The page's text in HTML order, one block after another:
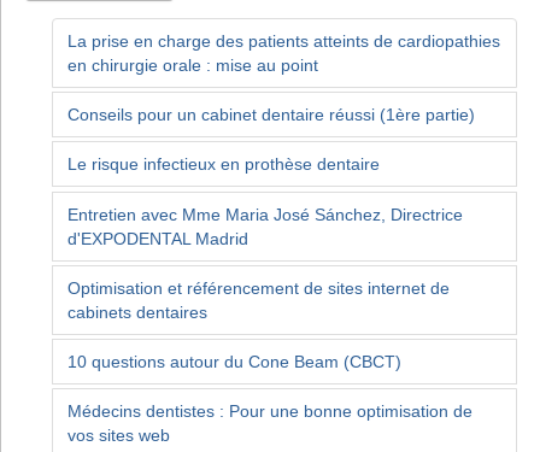
La prise en charge des patients atteints de cardiopathies
en chirurgie orale : mise au point
Conseils pour un cabinet dentaire réussi (1ère partie)
Le risque infectieux en prothèse dentaire
Entretien avec Mme Maria José Sánchez, Directrice
d'EXPODENTAL Madrid
Optimisation et référencement de sites internet de
cabinets dentaires
10 questions autour du Cone Beam (CBCT)
Médecins dentistes : Pour une bonne optimisation de
vos sites web